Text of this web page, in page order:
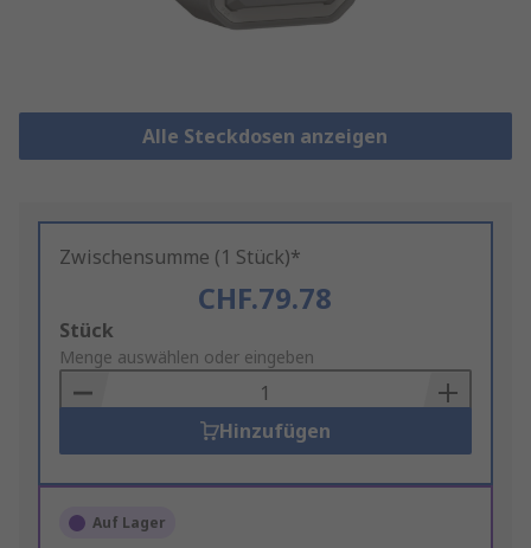
Alle Steckdosen anzeigen
Zwischensumme (1 Stück)*
CHF.79.78
Add
to
Basket
Stück
Menge auswählen oder eingeben
Hinzufügen
Auf Lager